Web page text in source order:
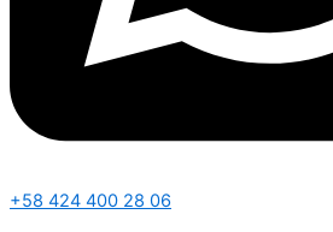
+58 424 400 28 06